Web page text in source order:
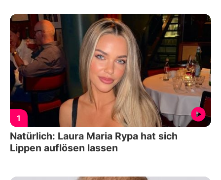
1
Natürlich: Laura Maria Rypa hat sich
Lippen auflösen lassen